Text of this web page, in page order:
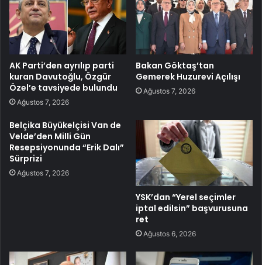
AK Parti’den ayrılıp parti
kuran Davutoğlu, Özgür
Özel’e tavsiyede bulundu
Ağustos 7, 2026
Bakan Göktaş’tan
Gemerek Huzurevi Açılışı
Ağustos 7, 2026
Belçika Büyükelçisi Van de
Velde’den Milli Gün
Resepsiyonunda “Erik Dalı”
Sürprizi
Ağustos 7, 2026
YSK’dan “Yerel seçimler
iptal edilsin” başvurusuna
ret
Ağustos 6, 2026